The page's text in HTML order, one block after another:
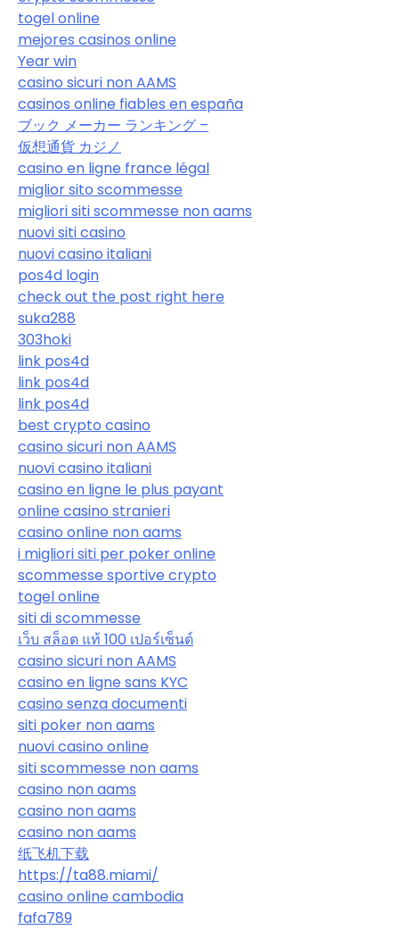
togel online
mejores casinos online
Year win
casino sicuri non AAMS
casinos online fiables en españa
ブック メーカー ランキング –
仮想通貨 カジノ
casino en ligne france légal
miglior sito scommesse
migliori siti scommesse non aams
nuovi siti casino
nuovi casino italiani
pos4d login
check out the post right here
suka288
303hoki
link pos4d
link pos4d
link pos4d
best crypto casino
casino sicuri non AAMS
nuovi casino italiani
casino en ligne le plus payant
online casino stranieri
casino online non aams
i migliori siti per poker online
scommesse sportive crypto
togel online
siti di scommesse
เว็บ สล็อต แท้ 100 เปอร์เซ็นต์
casino sicuri non AAMS
casino en ligne sans KYC
casino senza documenti
siti poker non aams
nuovi casino online
siti scommesse non aams
casino non aams
casino non aams
casino non aams
纸飞机下载
https://ta88.miami/
casino online cambodia
fafa789